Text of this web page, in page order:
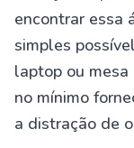
encontrar essa
simples
laptop ou
no mínimo
a distração de